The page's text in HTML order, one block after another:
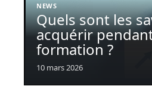
NEWS
Quels sont les
acquérir
formation ?
10 mars 2026